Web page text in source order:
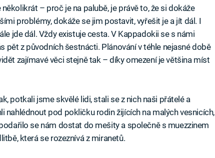
– proč je na palubě, je právě to, že si dokáže
problémy, dokáže se jim postavit, vyřešit je a jít dál. I
jde dál. Vždy existuje cesta. V Kappadokii se s námi
pět z původních šestnácti. Plánování v téhle nejasné době
zajímavé věci stejně tak – díky omezení je většina míst
potkali jsme skvělé lidi, stali se z nich naši přátelé a
nahlédnout pod pokličku rodin žijících na malých vesnicích,
se nám dostat do mešity a společně s muezzinem
která se rozeznívá z miranetů.